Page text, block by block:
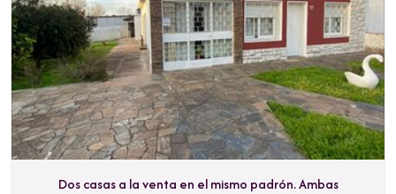
Dos casas a la venta en el mismo padrón. Ambas